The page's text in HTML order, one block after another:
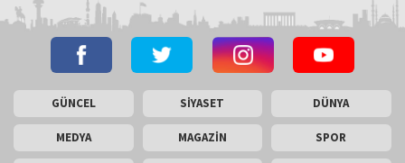
GÜNCEL SİYASET DÜNYA
MEDYA MAGAZİN SPOR